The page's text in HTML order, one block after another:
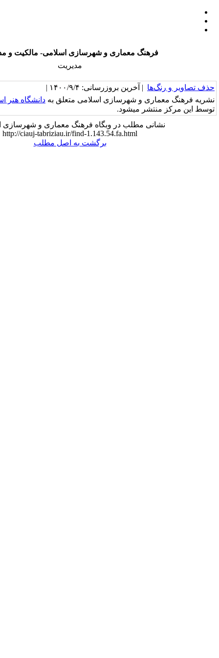
معماری و شهرسازی اسلامی- مالکیت و مدیریت
بروزرسانی: ۱۴۰۰/۹/۴ |
شهرسازی اسلامی متعلق به دانشگاه هنر اسلامی تبریز بوده و
در وبگاه فرهنگ معماری و شهرسازی اسلامی:
http://ciauj-tabriziau.ir/find-1.143.54.fa.html